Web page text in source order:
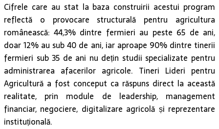
Cifrele care au stat la baza construirii acestui program
reflectă o provocare structurală pentru agricultura
românească: 44,3% dintre fermieri au peste 65 de ani,
doar 12% au sub 40 de ani, iar aproape 90% dintre tinerii
fermieri sub 35 de ani nu dețin studii specializate pentru
administrarea afacerilor agricole. Tineri Lideri pentru
Agricultură a fost conceput ca răspuns direct la această
realitate, prin module de leadership, management
financiar, negociere, digitalizare agricolă și reprezentare
instituțională.